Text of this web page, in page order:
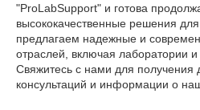
"ProLabSupport" и готова
высококачественные решения
предлагаем надежные и
отраслей, включая лаборатории
Свяжитесь с нами для получения
консультаций и информации о